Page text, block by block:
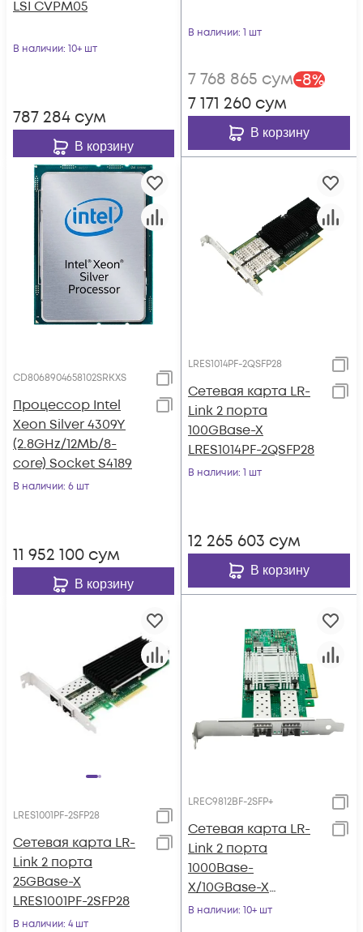
LSI CVPM05
В наличии: 10+ шт
787 284 сум
В корзину
В наличии: 1 шт
7 768 865 сум-8%
7 171 260 сум
В корзину
CD8068904658102SRKXS
Процессор Intel
Xeon Silver 4309Y
(2.8GHz/12Mb/8-
core) Socket S4189
В наличии: 6 шт
11 952 100 сум
В корзину
LRES1014PF-2QSFP28
Сетевая карта LR-
Link 2 порта
100GBase-X
LRES1014PF-2QSFP28
В наличии: 1 шт
12 265 603 сум
В корзину
LRES1001PF-2SFP28
Сетевая карта LR-
Link 2 порта
25GBase-X
LRES1001PF-2SFP28
В наличии: 4 шт
LREC9812BF-2SFP+
Сетевая карта LR-
Link 2 порта
1000Base-
X/10GBase-X
LREC9812BF-2SFP+
В наличии: 10+ шт